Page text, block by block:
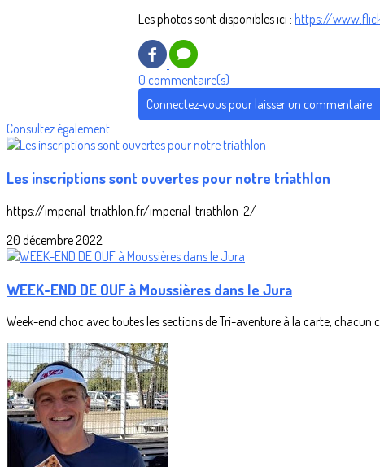
Les photos sont disponibles ici : https://
0 commentaire(s)
Connectez-vous pour laisser un commentaire
Consultez également
Les inscriptions sont ouvertes pour notre triathlon
https://imperial-triathlon.fr/imperial-triathlon-2/
20 décembre 2022
WEEK-END DE OUF à Moussières dans le Jura
Week-end choc avec toutes les sections de Tri-aventure à la carte, chacun